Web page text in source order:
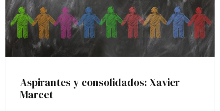
Aspirantes y consolidados: Xavier
Marcet